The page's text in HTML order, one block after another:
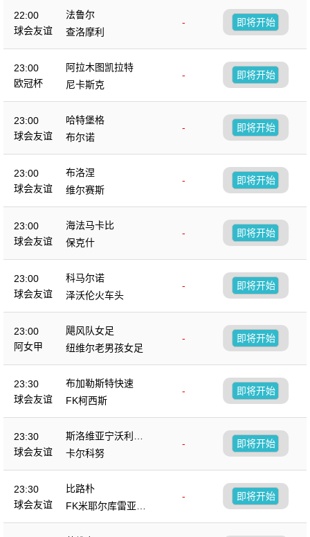
22:00
球会友谊
法鲁尔
-
查洛摩利
即将开始
23:00
欧冠杯
阿拉木图凯拉特
-
尼卡斯克
即将开始
23:00
球会友谊
哈特堡格
-
布尔诺
即将开始
23:00
球会友谊
布洛涅
-
维尔赛斯
即将开始
23:00
球会友谊
海法马卡比
-
保克什
即将开始
23:00
球会友谊
科马尔诺
-
泽沃伦火车头
即将开始
23:00
阿女甲
飓风队女足
-
纽维尔老男孩女足
即将开始
23:30
球会友谊
布加勒斯特快速
-
FK柯西斯
即将开始
23:30
球会友谊
斯洛维亚宁沃利博
茨
-
卡尔科努
即将开始
23:30
球会友谊
比路朴
-
FK米耶尔库雷亚丘
克
即将开始